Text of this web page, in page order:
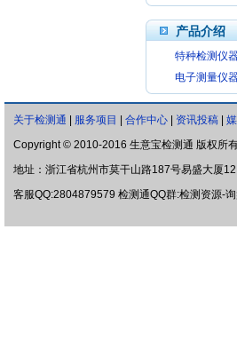
产品介绍
特种检测仪
电子测量仪
关于检测通 服务项目 合作中心 资讯投稿
Copyright © 2010-2016 生意宝检测通 版权所
地址：浙江省杭州市莫干山路187号易盛大厦
客服QQ:2804879579 检测通QQ群:检测资源-